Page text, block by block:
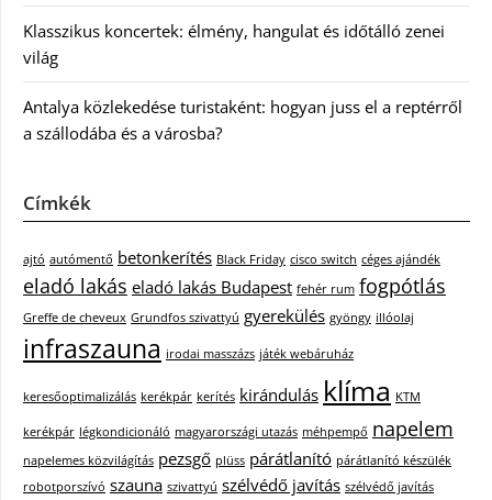
Klasszikus koncertek: élmény, hangulat és időtálló zenei
világ
Antalya közlekedése turistaként: hogyan juss el a reptérről
a szállodába és a városba?
Címkék
ajtó autómentő betonkerítés Black Friday cisco switch céges ajándék
eladó lakás eladó lakás Budapest fehér rum fogpótlás
Greffe de cheveux Grundfos szivattyú gyerekülés gyöngy illóolaj
infraszauna irodai masszázs játék webáruház
keresőoptimalizálás kerékpár kerítés kirándulás klíma KTM
kerékpár légkondicionáló magyarországi utazás méhpempő napelem
napelemes közvilágítás pezsgő plüss párátlanító párátlanító készülék
robotporszívó szauna szivattyú szélvédő javítás szélvédő javítás